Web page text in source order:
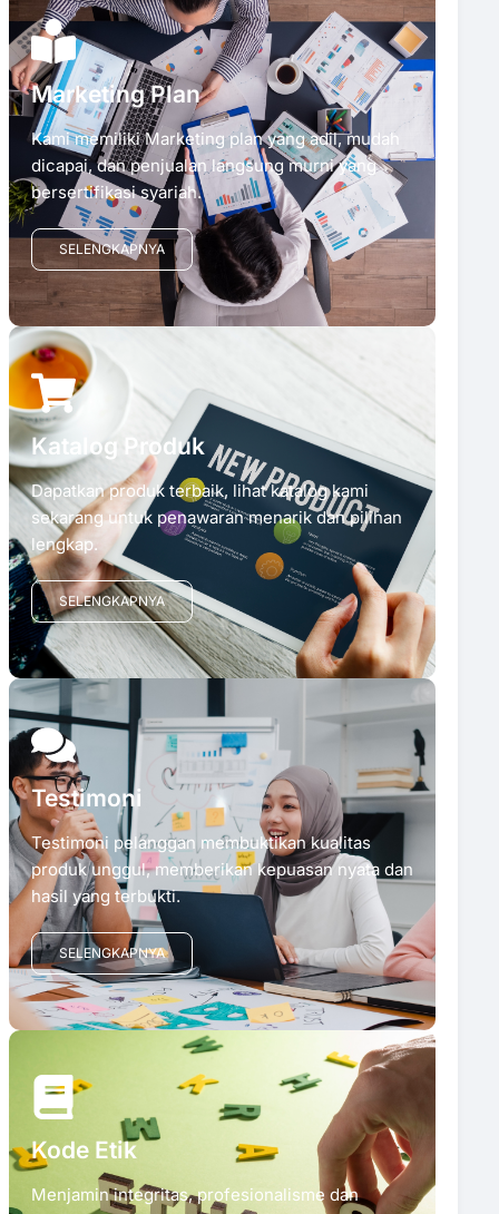
Marketing Plan
Kami memiliki Marketing plan yang adil, mudah
dicapai, dan penjualan langsung murni yang
bersertifikasi syariah.
SELENGKAPNYA
Katalog Produk
Dapatkan produk terbaik, lihat katalog kami
sekarang untuk penawaran menarik dan pilihan
lengkap.
SELENGKAPNYA
Testimoni
Testimoni pelanggan membuktikan kualitas
produk unggul, memberikan kepuasan nyata dan
hasil yang terbukti.
SELENGKAPNYA
Kode Etik
Menjamin integritas, profesionalisme dan